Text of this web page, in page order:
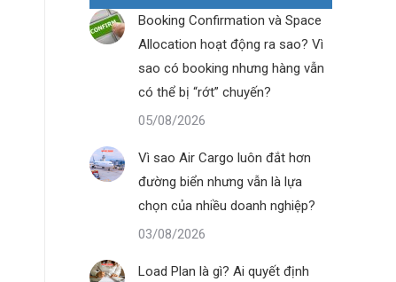
Booking Confirmation và Space
Allocation hoạt động ra sao? Vì
sao có booking nhưng hàng vẫn
có thể bị “rớt” chuyến?
05/08/2026
Vì sao Air Cargo luôn đắt hơn
đường biển nhưng vẫn là lựa
chọn của nhiều doanh nghiệp?
03/08/2026
Load Plan là gì? Ai quyết định